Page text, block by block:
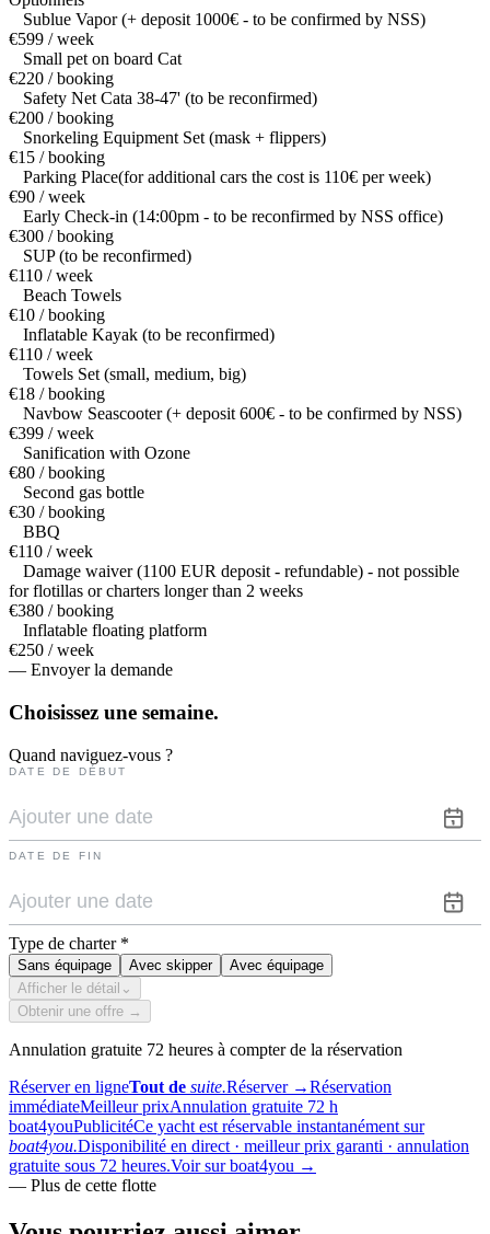
Sublue Vapor (+ deposit 1000€ - to be confirmed by NSS)
€599 / week
Small pet on board Cat
€220 / booking
Safety Net Cata 38-47' (to be reconfirmed)
€200 / booking
Snorkeling Equipment Set (mask + flippers)
€15 / booking
Parking Place(for additional cars the cost is 110€ per week)
€90 / week
Early Check-in (14:00pm - to be reconfirmed by NSS office)
€300 / booking
SUP (to be reconfirmed)
€110 / week
Beach Towels
€10 / booking
Inflatable Kayak (to be reconfirmed)
€110 / week
Towels Set (small, medium, big)
€18 / booking
Navbow Seascooter (+ deposit 600€ - to be confirmed by NSS)
€399 / week
Sanification with Ozone
€80 / booking
Second gas bottle
€30 / booking
BBQ
€110 / week
Damage waiver (1100 EUR deposit - refundable) - not possible
for flotillas or charters longer than 2 weeks
€380 / booking
Inflatable floating platform
€250 / week
— Envoyer la demande
Choisissez une semaine.
Quand naviguez-vous ?
DATE DE DÉBUT
DATE DE FIN
Type de charter *
Sans équipage Avec skipper
Avec équipage
Afficher le détail ⌄
Obtenir une offre →
Annulation gratuite 72 heures à compter de la réservation
Réserver en ligneTout de suite.Réserver →Réservation
immédiateMeilleur prixAnnulation gratuite 72 h
boat4youPublicitéCe yacht est réservable instantanément sur
boat4you.Disponibilité en direct · meilleur prix garanti · annulation
gratuite sous 72 heures.Voir sur boat4you →
— Plus de cette flotte